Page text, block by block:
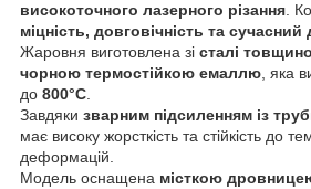
високоточного лазерного різання.
міцність, довговічність та сучасний
Жаровня виготовлена зі сталі
чорною термостійкою емаллю, яка
до 800°C.
Завдяки зварним підсиленням із
має високу жорсткість та стійкість до
деформацій.
Модель оснащена місткою